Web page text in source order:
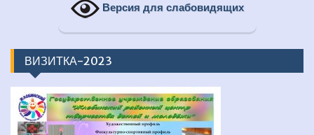
Версия для слабовидящих
ВИЗИТКА-2023